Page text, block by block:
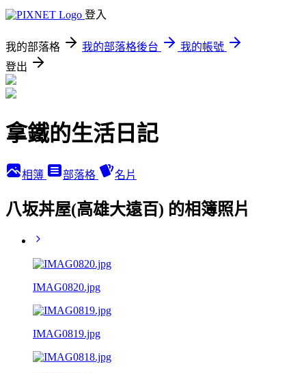
登入
我的部落格 我的部落格後台
我的帳號
登出
拿鐵的生活日記
相簿 部落格 名片
八坂丼屋(高雄大遠百) 的相簿照片
IMAG0820.jpg
IMAG0819.jpg